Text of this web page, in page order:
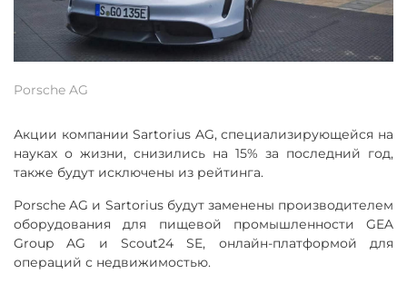
Porsche AG
Акции компании Sartorius AG, специализирующейся на
науках о жизни, снизились на 15% за последний год,
также будут исключены из рейтинга.
Porsche AG и Sartorius будут заменены производителем
оборудования для пищевой промышленности GEA
Group AG и Scout24 SE, онлайн-платформой для
операций с недвижимостью.